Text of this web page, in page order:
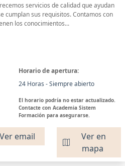
servicios de calidad que ayudan
cumplan sus requisitos. Contamos con
los conocimientos...
Horario de apertura:
24 Horas - Siempre abierto
El horario podría no estar actualizado.
Contacte con Academia Sistem
Formación para asegurarse.
Ver email
Ver en
mapa